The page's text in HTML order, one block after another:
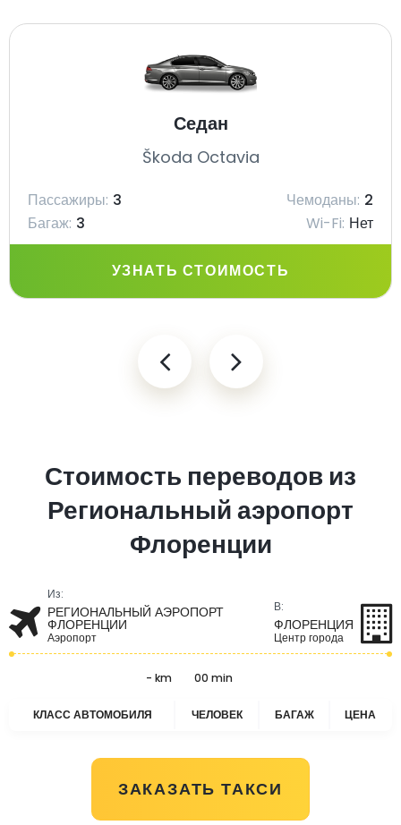
Седан
Škoda Octavia
Пассажиры: 3 Чемоданы: 2
Багаж: 3 Wi-Fi: Нет
УЗНАТЬ СТОИМОСТЬ
Стоимость переводов из
Региональный аэропорт
Флоренции
Из:
РЕГИОНАЛЬНЫЙ АЭРОПОРТ
ФЛОРЕНЦИИ
Аэропорт
В:
ФЛОРЕНЦИЯ
Центр города
- km 00 min
КЛАСС АВТОМОБИЛЯ ЧЕЛОВЕК БАГАЖ ЦЕНА
ЗАКАЗАТЬ ТАКСИ